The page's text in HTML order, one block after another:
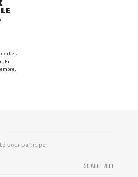
En
pour participer
30 AOUT 2019